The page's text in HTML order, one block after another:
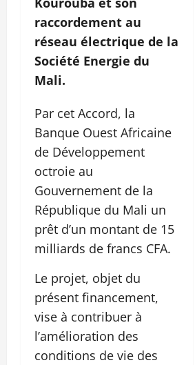
raccordement au
réseau électrique de la
Société Energie du
Mali.
Par cet Accord, la
Banque Ouest Africaine
de Développement
octroie au
Gouvernement de la
République du Mali un
prêt d’un montant de 15
milliards de francs CFA.
Le projet, objet du
présent financement,
vise à contribuer à
l’amélioration des
conditions de vie des